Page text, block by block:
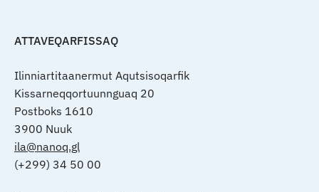
ATTAVEQARFISSAQ
Ilinniartitaanermut Aqutsisoqarfik
Kissarneqqortuunnguaq 20
Postboks 1610
3900 Nuuk
ila@nanoq.gl
(+299) 34 50 00